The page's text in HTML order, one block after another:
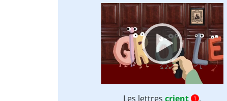
Video
Player
Les lettrescrient 1 .